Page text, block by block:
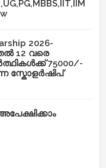
2026-
12 വരെ
75000/-
സ്കോളർഷിപ്